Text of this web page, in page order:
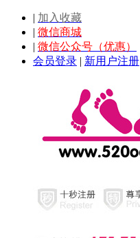
| 加入收藏
| 微信商城
| 微信公众号（优惠）
会员登录 | 新用户注册